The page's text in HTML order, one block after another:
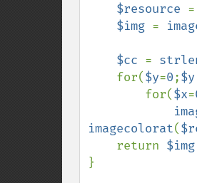
$resource =
$img =
$cc =
    for(
$y=0;$y
        for(
$x=
imagecolorat(
    return
$img
}